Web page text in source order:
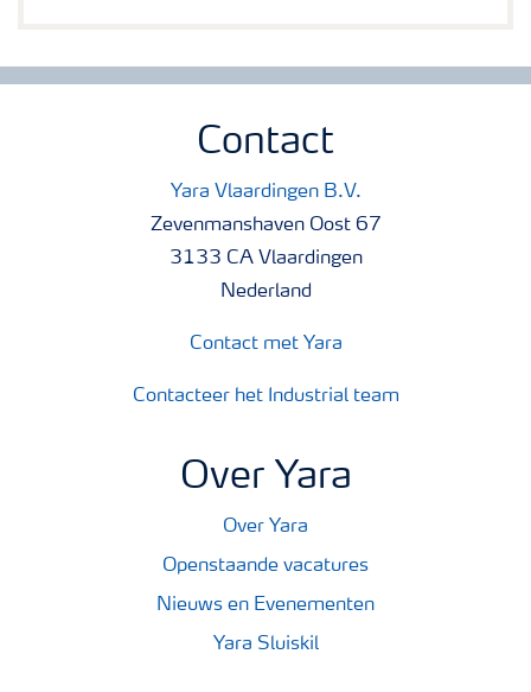
Contact
Yara Vlaardingen B.V.
Zevenmanshaven Oost 67
3133 CA Vlaardingen
Nederland
Contact met Yara
Contacteer het Industrial team
Over Yara
Over Yara
Openstaande vacatures
Nieuws en Evenementen
Yara Sluiskil